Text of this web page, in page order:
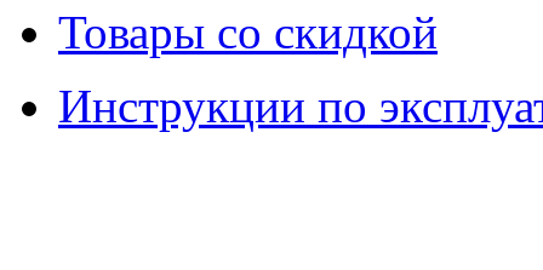
Товары со скидкой
Инструкции по